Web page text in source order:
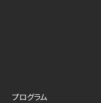
プログラム